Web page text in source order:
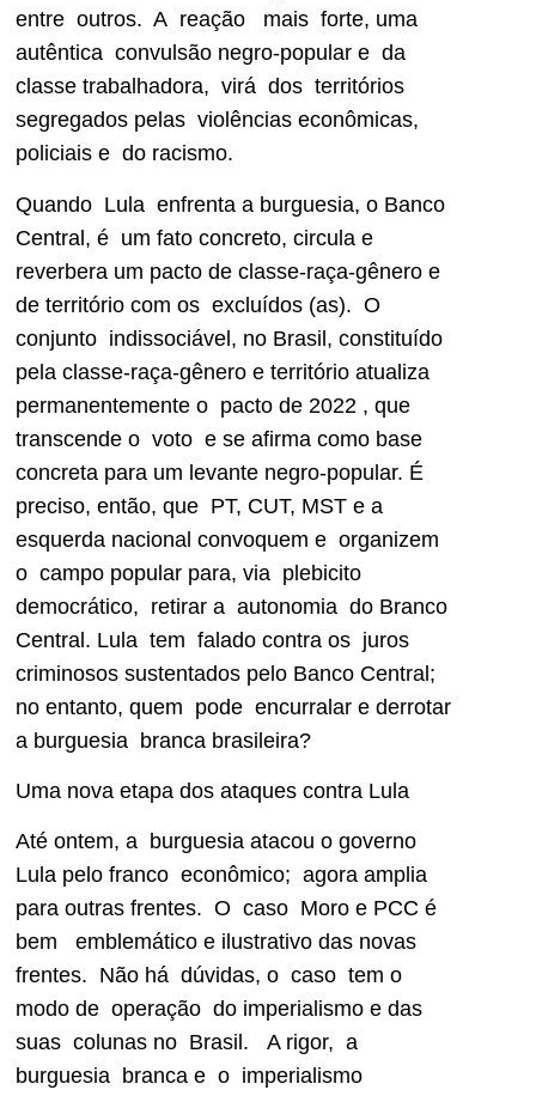
entre outros. A reação mais forte, uma
autêntica convulsão negro-popular e da
classe trabalhadora, virá dos territórios
segregados pelas violências econômicas,
policiais e do racismo.
Quando Lula enfrenta a burguesia, o Banco
Central, é um fato concreto, circula e
reverbera um pacto de classe-raça-gênero e
de território com os excluídos (as). O
conjunto indissociável, no Brasil, constituído
pela classe-raça-gênero e território atualiza
permanentemente o pacto de 2022 , que
transcende o voto e se afirma como base
concreta para um levante negro-popular. É
preciso, então, que PT, CUT, MST e a
esquerda nacional convoquem e organizem
o campo popular para, via plebicito
democrático, retirar a autonomia do Branco
Central. Lula tem falado contra os juros
criminosos sustentados pelo Banco Central;
no entanto, quem pode encurralar e derrotar
a burguesia branca brasileira?
Uma nova etapa dos ataques contra Lula
Até ontem, a burguesia atacou o governo
Lula pelo franco econômico; agora amplia
para outras frentes. O caso Moro e PCC é
bem emblemático e ilustrativo das novas
frentes. Não há dúvidas, o caso tem o
modo de operação do imperialismo e das
suas colunas no Brasil. A rigor, a
burguesia branca e o imperialismo